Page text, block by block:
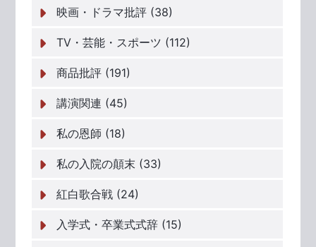
映画・ドラマ批評 (38)
TV・芸能・スポーツ (112)
商品批評 (191)
講演関連 (45)
私の恩師 (18)
私の入院の顛末 (33)
紅白歌合戦 (24)
入学式・卒業式式辞 (15)